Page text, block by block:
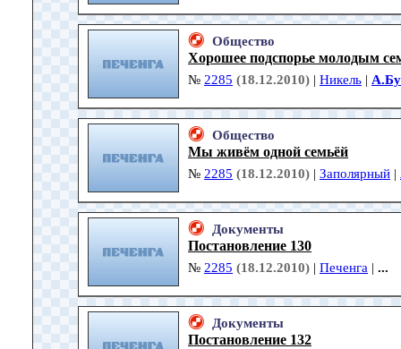
Общество
Хорошее подспорье молодым
№ 2285 (18.12.2010) | Никель |
Общество
Мы живём одной семьёй
№ 2285 (18.12.2010) | Заполярный |
Документы
Постановление 130
№ 2285 (18.12.2010) | Печенга | ...
Документы
Постановление 132